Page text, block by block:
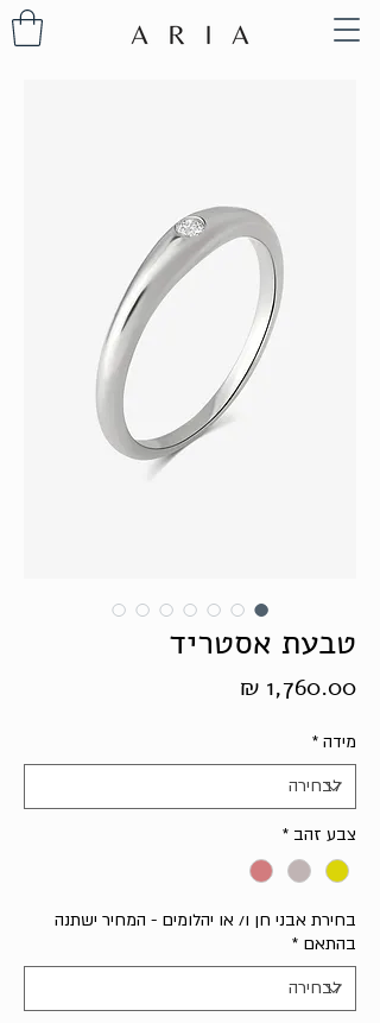
טבעת אסטריד
מידה *
צבע זהב *
בחירת אבני חן ו/ או יהלומים - המחיר ישתנה
בהתאם *